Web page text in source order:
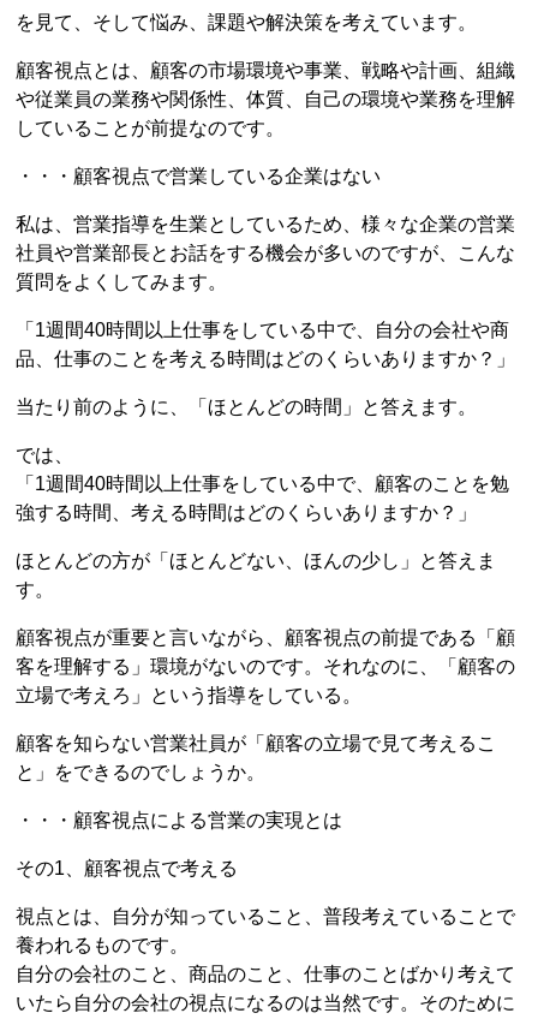
を見て、そして悩み、課題や解決策を考えています。
顧客視点とは、顧客の市場環境や事業、戦略や計画、組織
や従業員の業務や関係性、体質、自己の環境や業務を理解
していることが前提なのです。
・・・顧客視点で営業している企業はない
私は、営業指導を生業としているため、様々な企業の営業
社員や営業部長とお話をする機会が多いのですが、こんな
質問をよくしてみます。
「1週間40時間以上仕事をしている中で、自分の会社や商
品、仕事のことを考える時間はどのくらいありますか？」
当たり前のように、「ほとんどの時間」と答えます。
では、
「1週間40時間以上仕事をしている中で、顧客のことを勉
強する時間、考える時間はどのくらいありますか？」
ほとんどの方が「ほとんどない、ほんの少し」と答えま
す。
顧客視点が重要と言いながら、顧客視点の前提である「顧
客を理解する」環境がないのです。それなのに、「顧客の
立場で考えろ」という指導をしている。
顧客を知らない営業社員が「顧客の立場で見て考えるこ
と」をできるのでしょうか。
・・・顧客視点による営業の実現とは
その1、顧客視点で考える
視点とは、自分が知っていること、普段考えていることで
養われるものです。
自分の会社のこと、商品のこと、仕事のことばかり考えて
いたら自分の会社の視点になるのは当然です。そのために